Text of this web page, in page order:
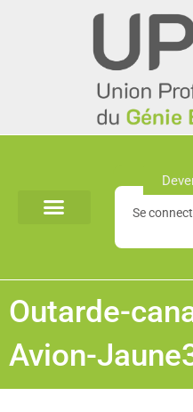
Se
Outarde-
Avion-